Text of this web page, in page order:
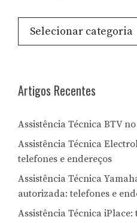
Consulte
Artigos Recentes
Assistência Técnica BTV
Assistência Técnica
telefones e endereços
Assistência Técnica
autorizada: telefones e
Assistência Técnica